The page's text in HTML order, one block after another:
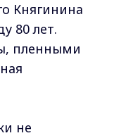
Княгинина
80 лет.
пленными
не